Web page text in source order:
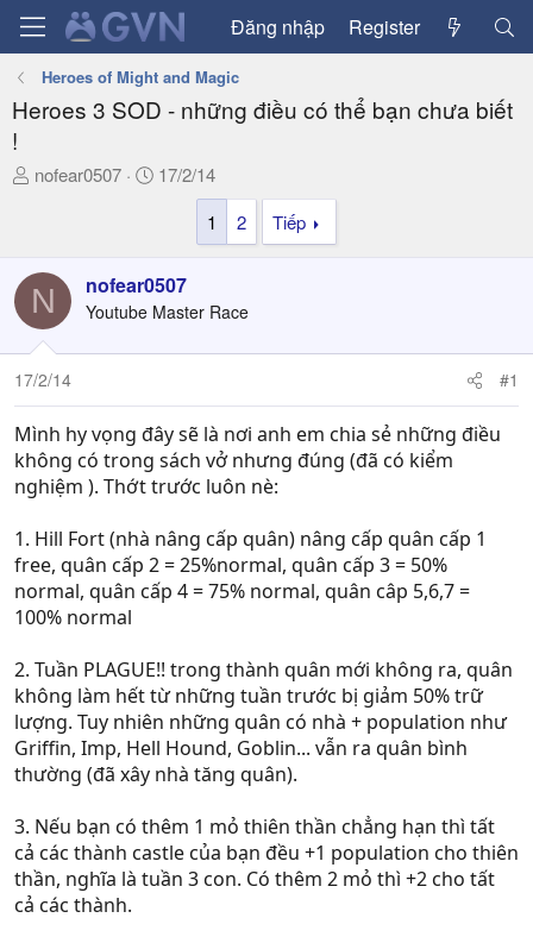
Đăng nhập Register
Heroes of Might and Magic
Heroes 3 SOD - những điều có thể bạn chưa biết
!
T
a
d
s
t
a
t
e
r
nofear0507
N
g
ử
i
17/2/14
1
2 Tiếp
N nofear0507
Youtube Master Race
17/2/14 #1
Mình hy vọng đây sẽ là nơi anh em chia sẻ những điều
không có trong sách vở nhưng đúng (đã có kiểm
nghiệm ). Thớt trước luôn nè:
1. Hill Fort (nhà nâng cấp quân) nâng cấp quân cấp 1
free, quân cấp 2 = 25%normal, quân cấp 3 = 50%
normal, quân cấp 4 = 75% normal, quân câp 5,6,7 =
100% normal
2. Tuần PLAGUE!! trong thành quân mới không ra, quân
không làm hết từ những tuần trước bị giảm 50% trữ
lượng. Tuy nhiên những quân có nhà + population như
Griffin, Imp, Hell Hound, Goblin... vẫn ra quân bình
thường (đã xây nhà tăng quân).
3. Nếu bạn có thêm 1 mỏ thiên thần chẳng hạn thì tất
cả các thành castle của bạn đều +1 population cho thiên
thần, nghĩa là tuần 3 con. Có thêm 2 mỏ thì +2 cho tất
cả các thành.